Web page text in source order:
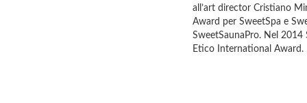
all’art director Cristiano
Award per SweetSpa e
SweetSaunaPro. Nel
Etico International Award.